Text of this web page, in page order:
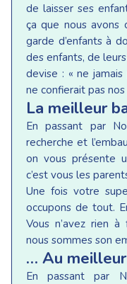
de laisser ses
ça que nous avons
garde d’enfants à
des enfants, de
devise : « ne
ne confierait pas
La meilleur
En passant par
recherche et
on vous présente
c’est vous les
Une fois votre
occupons de tout.
Vous n’avez rien
nous sommes son
… Au
En passant par